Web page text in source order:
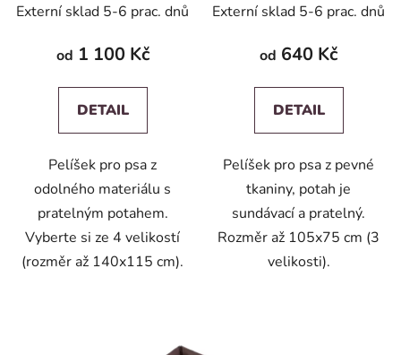
Externí sklad 5-6 prac. dnů
od 1 100 Kč
DETAIL
Pelíšek pro psa z
odolného materiálu s
pratelným potahem.
Vyberte si ze 4 velikostí
(rozměr až 140x115 cm).
Externí sklad 5-6 prac. dnů
od 640 Kč
DETAIL
Pelíšek pro psa z pevné
tkaniny, potah je
sundávací a pratelný.
Rozměr až 105x75 cm (3
velikosti).